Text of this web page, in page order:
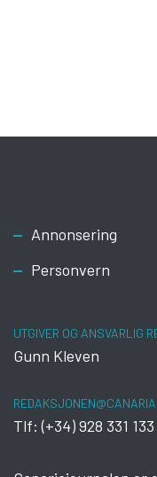
Footer
Annonsering
Personvern
UTGIVER OG ANSVARLIG
Gunn Kleven
Tlf: (+34) 928 331 133